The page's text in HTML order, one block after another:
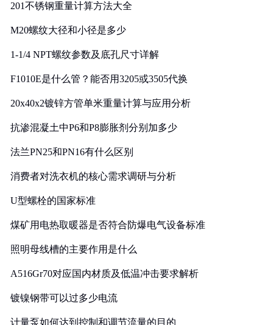
201不锈钢重量计算方法大全
M20螺纹大径和小径是多少
1-1/4 NPT螺纹参数及底孔尺寸详解
F1010E是什么管？能否用3205或3505代换
20x40x2镀锌方管单米重量计算与应用分析
抗渗混凝土中P6和P8膨胀剂分别加多少
法兰PN25和PN16有什么区别
消费者对洗衣机的核心需求调研与分析
U型螺栓的国家标准
煤矿用电热取暖器是否符合防爆电气设备标准
照明母线槽的主要作用是什么
A516Gr70对应国内材质及低温冲击要求解析
镀镍钢带可以过多少电流
计量泵如何达到控制和调节流量的目的